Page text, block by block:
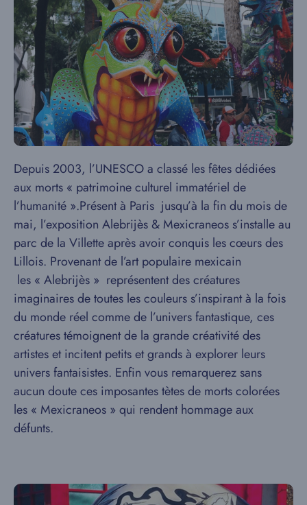
Depuis 2003, l’UNESCO a classé les fêtes dédiées
aux morts « patrimoine culturel immatériel de
l’humanité ».Présent à Paris jusqu’à la fin du mois de
mai, l’exposition Alebrijès & Mexicraneos s’installe au
parc de la Villette après avoir conquis les cœurs des
Lillois. Provenant de l’art populaire mexicain
les « Alebrijès » représentent des créatures
imaginaires de toutes les couleurs s’inspirant à la fois
du monde réel comme de l’univers fantastique, ces
créatures témoignent de la grande créativité des
artistes et incitent petits et grands à explorer leurs
univers fantaisistes. Enfin vous remarquerez sans
aucun doute ces imposantes tètes de morts colorées
les « Mexicraneos » qui rendent hommage aux
défunts.